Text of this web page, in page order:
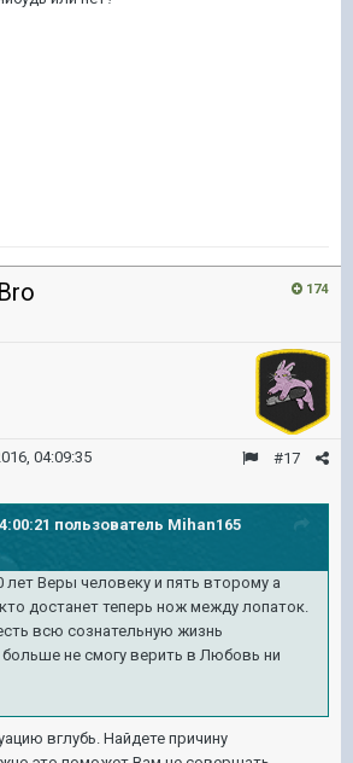
174
#17
04:09:35
пользователь Mihan165
лет Веры человеку и пять второму а
достанет теперь нож между лопаток.
всю сознательную жизнь
не смогу верить в Любовь ни
вглубь. Найдете причину